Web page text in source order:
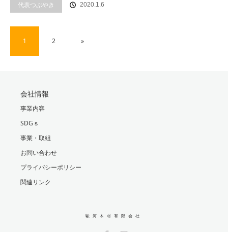
代表つぶやき 2020.1.6
1 2 »
会社情報
事業内容
SDGｓ
事業・取組
お問い合わせ
プライバシーポリシー
関連リンク
駿河木材有限会社